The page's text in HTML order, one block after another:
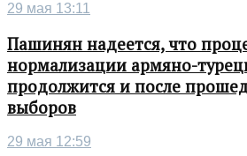
29 мая 13:11
Пашинян надеется, что
нормализации армяно-
продолжится и после
выборов
29 мая 12:59